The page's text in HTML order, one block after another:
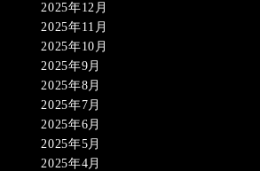
2025年12月
2025年11月
2025年10月
2025年9月
2025年8月
2025年7月
2025年6月
2025年5月
2025年4月